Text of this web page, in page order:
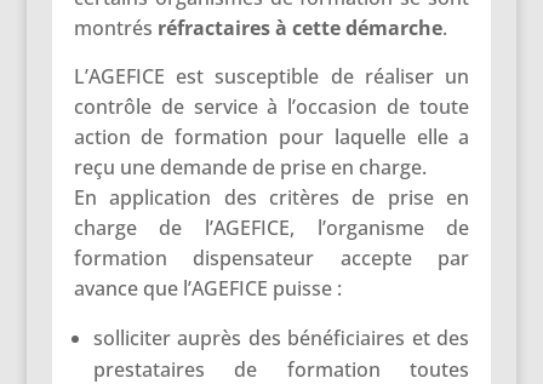
montrés réfractaires à cette démarche.
L’AGEFICE est susceptible de réaliser un
contrôle de service à l’occasion de toute
action de formation pour laquelle elle a
reçu une demande de prise en charge.
En application des critères de prise en
charge de l’AGEFICE, l’organisme de
formation dispensateur accepte par
avance que l’AGEFICE puisse :
solliciter auprès des bénéficiaires et des
prestataires de formation toutes